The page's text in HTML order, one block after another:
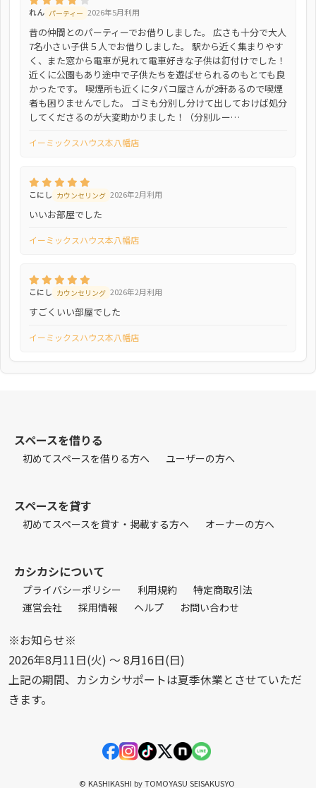
れん パーティー 2026年5月利用
昔の仲間とのパーティーでお借りしました。 広さも十分で大人
7名小さい子供５人でお借りしました。 駅から近く集まりやす
く、また窓から電車が見れて電車好きな子供は釘付けでした！
近くに公園もあり途中で子供たちを遊ばせられるのもとても良
かったです。 喫煙所も近くにタバコ屋さんが2軒あるので喫煙
者も困りませんでした。 ゴミも分別し分けて出しておけば処分
してくださるのが大変助かりました！（分別ルー…
イーミックスハウス本八幡店
こにし カウンセリング 2026年2月利用
いいお部屋でした
イーミックスハウス本八幡店
こにし カウンセリング 2026年2月利用
すごくいい部屋でした
イーミックスハウス本八幡店
スペースを借りる
初めてスペースを借りる方へ ユーザーの方へ
スペースを貸す
初めてスペースを貸す・掲載する方へ オーナーの方へ
カシカシについて
プライバシーポリシー 利用規約
特定商取引法
運営会社
採用情報 ヘルプ お問い合わせ
※お知らせ※
2026年8月11日(火) 〜 8月16日(日)
上記の期間、カシカシサポートは夏季休業とさせていただ
きます。
© KASHIKASHI by TOMOYASU SEISAKUSYO